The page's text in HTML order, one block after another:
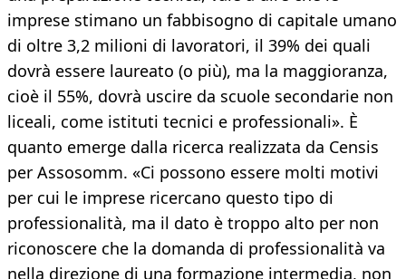
imprese stimano un fabbisogno di capitale umano
di oltre 3,2 milioni di lavoratori, il 39% dei quali
dovrà essere laureato (o più), ma la maggioranza,
cioè il 55%, dovrà uscire da scuole secondarie non
liceali, come istituti tecnici e professionali». È
quanto emerge dalla ricerca realizzata da Censis
per Assosomm. «Ci possono essere molti motivi
per cui le imprese ricercano questo tipo di
professionalità, ma il dato è troppo alto per non
riconoscere che la domanda di professionalità va
nella direzione di una formazione intermedia, non